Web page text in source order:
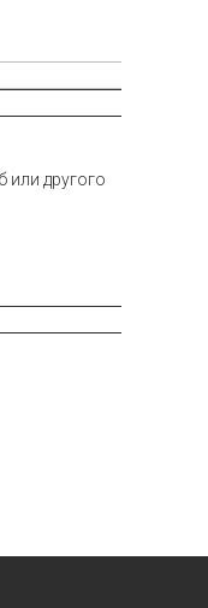
или другого